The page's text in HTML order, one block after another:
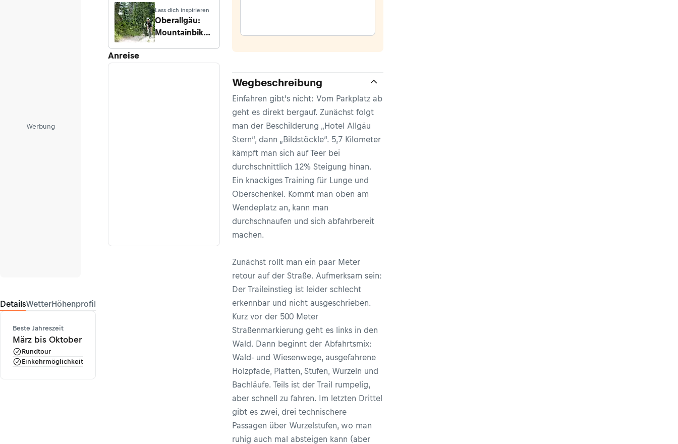
Werbung
DetailsWetterHöhenprofil
Beste Jahreszeit
März bis Oktober
Rundtour
Einkehrmöglichkeit
Lass dich inspirieren
Oberallgäu:
Mountainbiken
Anreise
Wegbeschreibung
Einfahren gibt’s nicht: Vom Parkplatz ab
geht es direkt bergauf. Zunächst folgt
man der Beschilderung „Hotel Allgäu
Stern“, dann „Bildstöckle“. 5,7 Kilometer
kämpft man sich auf Teer bei
durchschnittlich 12% Steigung hinan.
Ein knackiges Training für Lunge und
Oberschenkel. Kommt man oben am
Wendeplatz an, kann man
durchschnaufen und sich abfahrbereit
machen.
Zunächst rollt man ein paar Meter
retour auf der Straße. Aufmerksam sein:
Der Traileinstieg ist leider schlecht
erkennbar und nicht ausgeschrieben.
Kurz vor der 500 Meter
Straßenmarkierung geht es links in den
Wald. Dann beginnt der Abfahrtsmix:
Wald- und Wiesenwege, ausgefahrene
Holzpfade, Platten, Stufen, Wurzeln und
Bachläufe. Teils ist der Trail rumpelig,
aber schnell zu fahren. Im letzten Drittel
gibt es zwei, drei technischere
Passagen über Wurzelstufen, wo man
ruhig auch mal absteigen kann (aber